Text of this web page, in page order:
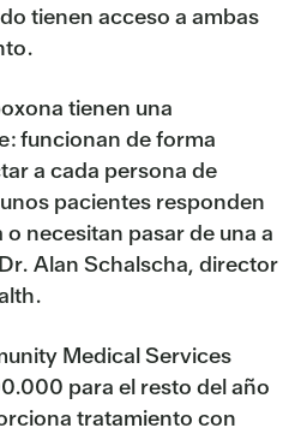
tienen acceso a ambas
tienen una
funcionan de forma
a cada persona de
pacientes responden
necesitan pasar de una a
Alan Schalscha, director
Medical Services
para el resto del año
tratamiento con